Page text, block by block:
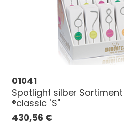
01041
Spotlight silber
®classic "S"
430,56 €